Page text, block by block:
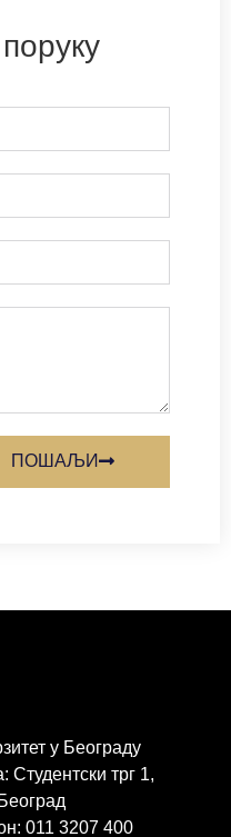
ПОШАЉИ
у Београду
Студентски трг 1,
011 3207 400